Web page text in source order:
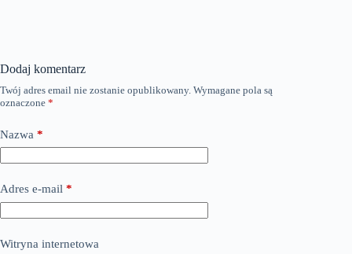
Dodaj komentarz
Twój adres email nie zostanie opublikowany. Wymagane pola są
oznaczone *
Nazwa *
Adres e-mail *
Witryna internetowa